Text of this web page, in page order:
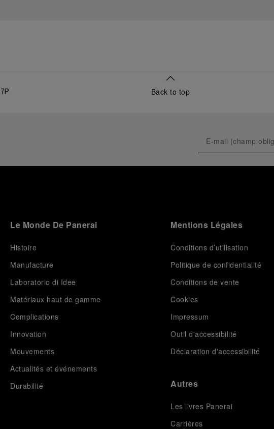
Back to top
Le Monde De Panerai
Histoire
Manufacture
Laboratorio di Idee
Matériaux haut de gamme
Complications
Innovation
Mouvements
Actualités et événements
Durabilité
Mentions Légales
Conditions d’utilisation
Politique de confidentialité
Conditions de vente
Cookies
Impressum
Outil d'accessibilité
Déclaration d'accessibilité
Autres
Les livres Panerai
Carrières